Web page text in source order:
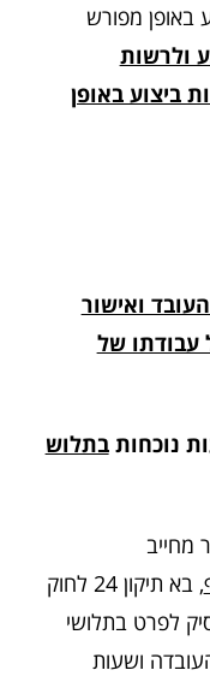
באופן מפורש
ולרשות
4 אפשרויות ביצוע באופן
ואישור
עבודתו של
נוכחותבתלוש
מחייב
, בא תיקון 24 לחוק
לפרט בתלושי
ושעות